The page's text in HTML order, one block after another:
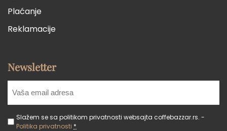
Plaćanje
Reklamacije
Newsletter
Slažem se sa politikom privatnosti websajta coffebazzar.rs. -
Politika privatnosti *